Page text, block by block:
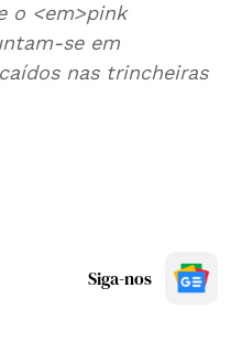
o <em>pink
se em
nas trincheiras
Siga-nos